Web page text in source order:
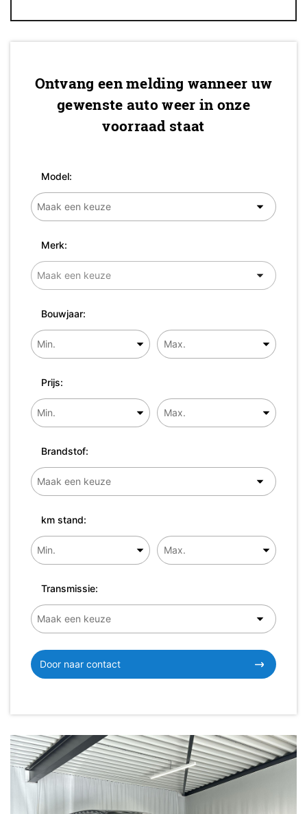
Ontvang een melding wanneer uw
gewenste auto weer in onze
voorraad staat
Model:
Merk:
Bouwjaar:
Prijs:
Brandstof:
km stand:
Transmissie:
Door naar contact